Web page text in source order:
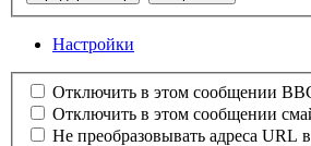
Настройки
Отключить в этом сообщении
Отключить в этом сообщении
Не преобразовывать адреса URL